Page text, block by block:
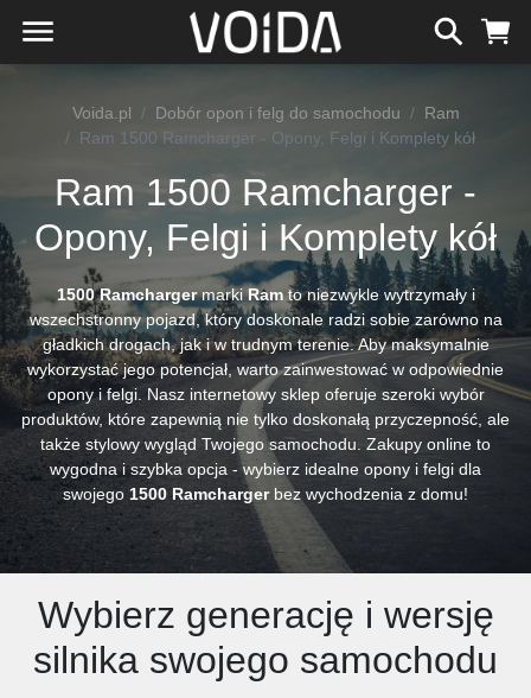
Voida.pl Dobór opon i felg do samochodu
Ram
Ram 1500 Ramcharger - Opony, Felgi i Komplety kół
Ram 1500 Ramcharger -
Opony, Felgi i Komplety kół
1500 RamchargermarkiRamto niezwykle wytrzymały i
wszechstronny pojazd, który doskonale radzi sobie zarówno na
gładkich drogach, jak i w trudnym terenie. Aby maksymalnie
wykorzystać jego potencjał, warto zainwestować w odpowiednie
opony i felgi. Nasz internetowy sklep oferuje szeroki wybór
produktów, które zapewnią nie tylko doskonałą przyczepność, ale
także stylowy wygląd Twojego samochodu. Zakupy online to
wygodna i szybka opcja - wybierz idealne opony i felgi dla
swojego 1500 Ramchargerbez wychodzenia z domu!
Wybierz generację i wersję
silnika swojego samochodu